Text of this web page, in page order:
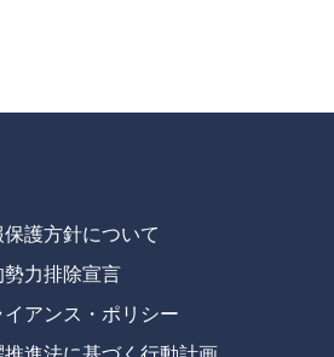
護方針について
勢力排除宣言
イアンス・ポリシー